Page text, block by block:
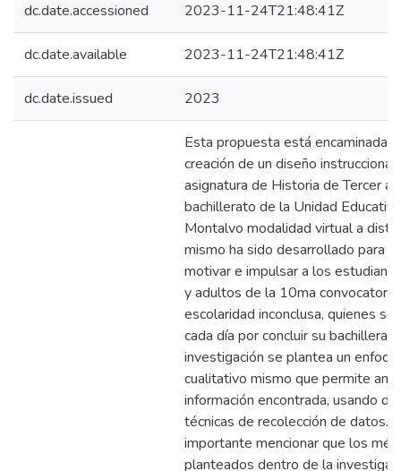
dc.date.accessioned 2023-11-24T21:48:41Z
dc.date.available 2023-11-24T21:48:41Z
dc.date.issued 2023
Esta propuesta está encaminada
creación de un diseño instruccional
asignatura de Historia de Tercer
bachillerato de la Unidad
Montalvo modalidad virtual a
mismo ha sido desarrollado para
motivar e impulsar a los
y adultos de la 10ma convocatoria
escolaridad inconclusa, quienes se
cada día por concluir su
investigación se plantea un
cualitativo mismo que permite
información encontrada, usando
técnicas de recolección de datos.
importante mencionar que los
planteados dentro de la